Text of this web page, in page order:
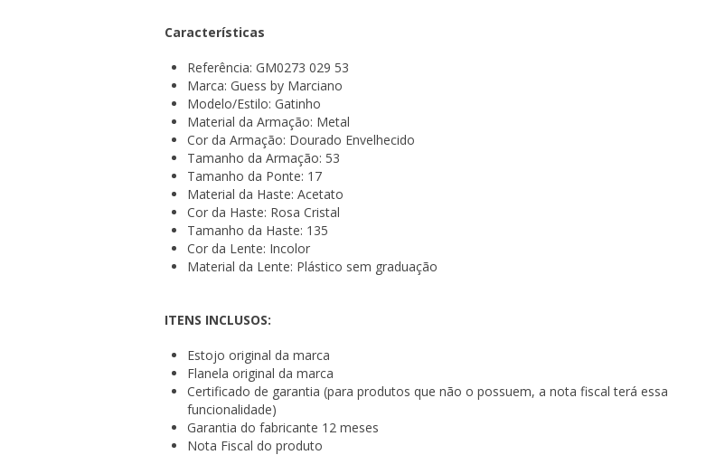
Características
Referência: GM0273 029 53
Marca: Guess by Marciano
Modelo/Estilo: Gatinho
Material da Armação: Metal
Cor da Armação: Dourado Envelhecido
Tamanho da Armação: 53
Tamanho da Ponte: 17
Material da Haste: Acetato
Cor da Haste: Rosa Cristal
Tamanho da Haste: 135
Cor da Lente: Incolor
Material da Lente: Plástico sem graduação
ITENS INCLUSOS:
Estojo original da marca
Flanela original da marca
Certificado de garantia (para produtos que não o possuem, a nota fiscal terá essa
funcionalidade)
Garantia do fabricante 12 meses
Nota Fiscal do produto